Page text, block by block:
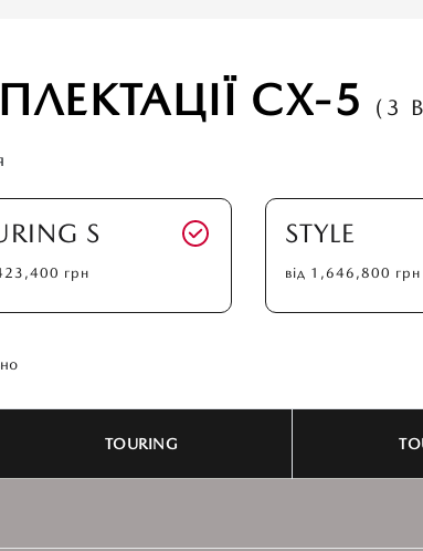
CX-5 (3
S
грн
STYLE
від 1,646,800 грн
TOURING